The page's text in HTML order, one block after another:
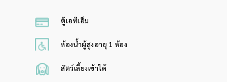
ตู้เอทีเอ็ม
ห้องน้ำผู้สูงอายุ 1 ห้อง
สัตว์เลี้ยงเข้าได้